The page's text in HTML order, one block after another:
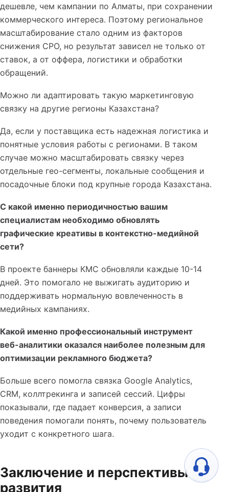
дешевле, чем кампании по Алматы, при сохранении
коммерческого интереса. Поэтому региональное
масштабирование стало одним из факторов
снижения CPO, но результат зависел не только от
ставок, а от оффера, логистики и обработки
обращений.
Можно ли адаптировать такую маркетинговую
связку на другие регионы Казахстана?
Да, если у поставщика есть надежная логистика и
понятные условия работы с регионами. В таком
случае можно масштабировать связку через
отдельные гео-сегменты, локальные сообщения и
посадочные блоки под крупные города Казахстана.
С какой именно периодичностью вашим
специалистам необходимо обновлять
графические креативы в контекстно-медийной
сети?
В проекте баннеры КМС обновляли каждые 10-14
дней. Это помогало не выжигать аудиторию и
поддерживать нормальную вовлеченность в
медийных кампаниях.
Какой именно профессиональный инструмент
веб-аналитики оказался наиболее полезным для
оптимизации рекламного бюджета?
Больше всего помогла связка Google Analytics,
CRM, коллтрекинга и записей сессий. Цифры
показывали, где падает конверсия, а записи
поведения помогали понять, почему пользователь
уходит с конкретного шага.
Заключение и перспективы
развития